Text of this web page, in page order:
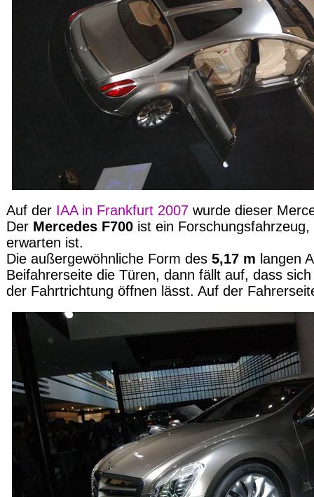
Auf der IAA in Frankfurt 2007 wurde dieser
Der Mercedes F700 ist ein
erwarten ist.
Die außergewöhnliche Form des 5,17 m langen
Beifahrerseite die Türen, dann fällt auf, dass
der Fahrtrichtung öffnen lässt. Auf der